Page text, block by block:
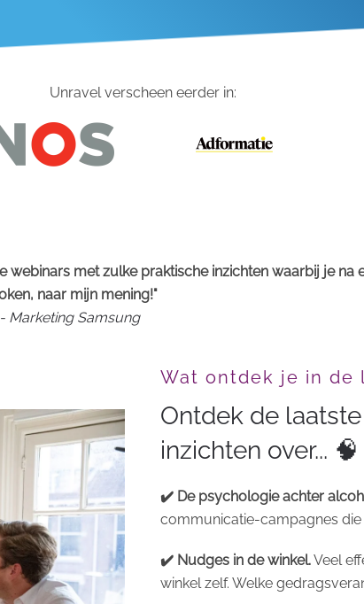
Unravel verscheen eerder in:
webinars met zulke praktische inzichten waarbij je na
naar mijn mening!"
Marketing Samsung
Wat ontdek je in de
Ontdek de laatste
inzichten over... 🧠
✔️ De psychologie achter
communicatie-campagnes
✔️ Nudges in de winkel.Veel
winkel zelf. Welke